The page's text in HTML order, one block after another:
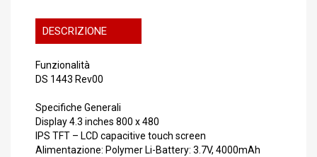
DESCRIZIONE
Funzionalità
DS 1443 Rev00
Specifiche Generali
Display 4.3 inches 800 x 480
IPS TFT – LCD capacitive touch screen
Alimentazione: Polymer Li-Battery: 3.7V, 4000mAh